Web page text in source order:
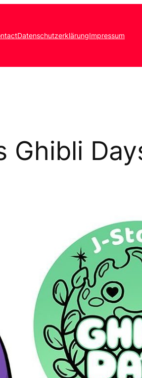
DatenschutzerklärungImpressum
Ghibli